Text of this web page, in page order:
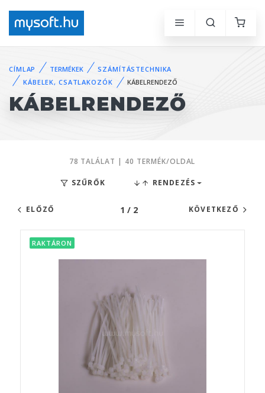
CÍMLAP TERMÉKEK
SZÁMÍTÁSTECHNIKA
KÁBELEK, CSATLAKOZÓK
KÁBELRENDEZŐ
KÁBELRENDEZŐ
78 TALÁLAT | 40 TERMÉK/OLDAL
SZŰRŐK RENDEZÉS
ELŐZŐ 1 / 2 KÖVETKEZŐ
RAKTÁRON